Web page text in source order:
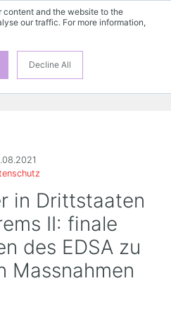
content and the website to the
our traffic. For more information,
Decline All
in Drittstaaten
II: finale
des EDSA zu
Massnahmen